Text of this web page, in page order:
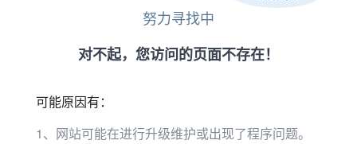
努力寻找中
对不起，您访问的页面不存在！
可能原因有：
1、网站可能在进行升级维护或出现了程序问题。